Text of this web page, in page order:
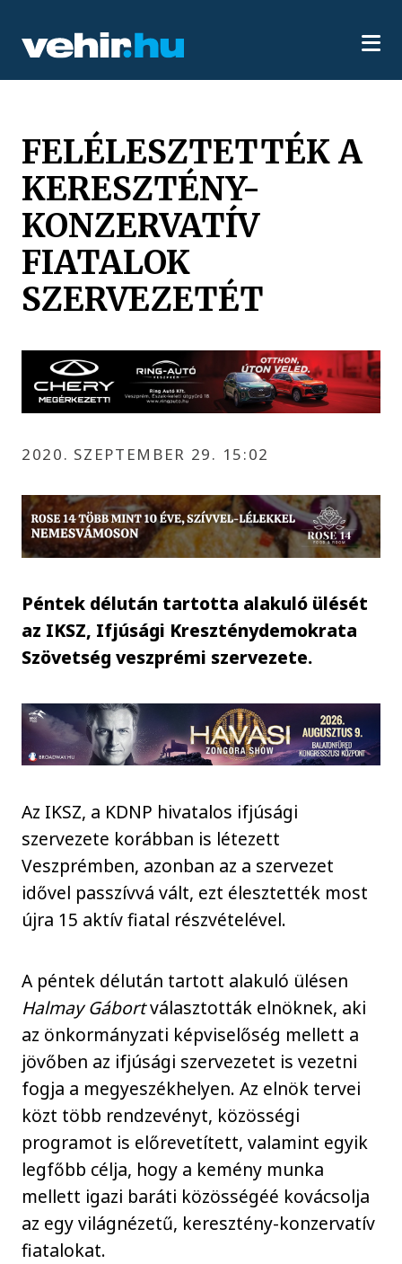
FELÉLESZTETTÉK A
KERESZTÉNY-
KONZERVATÍV
FIATALOK
SZERVEZETÉT
2020. SZEPTEMBER 29. 15:02
Péntek délután tartotta alakuló ülését
az IKSZ, Ifjúsági Kreszténydemokrata
Szövetség veszprémi szervezete.
Az IKSZ, a KDNP hivatalos ifjúsági
szervezete korábban is létezett
Veszprémben, azonban az a szervezet
idővel passzívvá vált, ezt élesztették most
újra 15 aktív fiatal részvételével.
A péntek délután tartott alakuló ülésen
Halmay Gábortválasztották elnöknek, aki
az önkormányzati képviselőség mellett a
jövőben az ifjúsági szervezetet is vezetni
fogja a megyeszékhelyen. Az elnök tervei
közt több rendzevényt, közösségi
programot is előrevetített, valamint egyik
legfőbb célja, hogy a kemény munka
mellett igazi baráti közösségéé kovácsolja
az egy világnézetű, keresztény-konzervatív
fiatalokat.